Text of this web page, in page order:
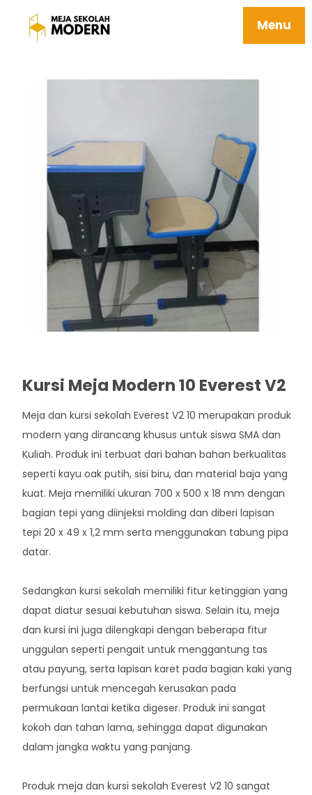
Menu
Meja Siswa Tunggal Berkualitas Mudah
Perawatan 10 Everest V2
Kursi Meja Modern 10 Everest V2
Meja dan kursi sekolah Everest V2 10 merupakan produk
modern yang dirancang khusus untuk siswa SMA dan
Kuliah. Produk ini terbuat dari bahan bahan berkualitas
seperti kayu oak putih, sisi biru, dan material baja yang
kuat. Meja memiliki ukuran 700 x 500 x 18 mm dengan
bagian tepi yang diinjeksi molding dan diberi lapisan
tepi 20 x 49 x 1,2 mm serta menggunakan tabung pipa
datar.
Sedangkan kursi sekolah memiliki fitur ketinggian yang
dapat diatur sesuai kebutuhan siswa. Selain itu, meja
dan kursi ini juga dilengkapi dengan beberapa fitur
unggulan seperti pengait untuk menggantung tas
atau payung, serta lapisan karet pada bagian kaki yang
berfungsi untuk mencegah kerusakan pada
permukaan lantai ketika digeser. Produk ini sangat
kokoh dan tahan lama, sehingga dapat digunakan
dalam jangka waktu yang panjang.
Produk meja dan kursi sekolah Everest V2 10 sangat